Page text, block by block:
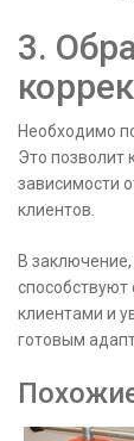
3.
Необходимо
Это позволит
зависимости
клиентов.
В
клиентами и
готовым